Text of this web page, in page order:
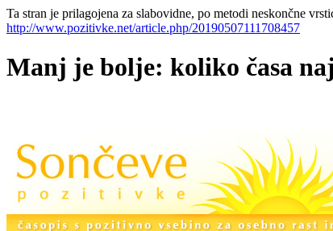
Ta stran je prilagojena za slabovidne, po metodi neskončne
http://www.pozitivke.net/article.php/20190507111708457
Manj je bolje: koliko časa